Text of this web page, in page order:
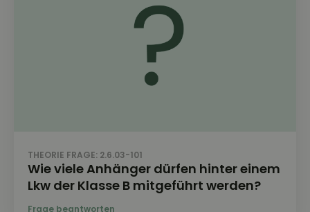
THEORIE FRAGE: 2.6.03-101
Wie viele Anhänger dürfen hinter einem
Lkw der Klasse B mitgeführt werden?